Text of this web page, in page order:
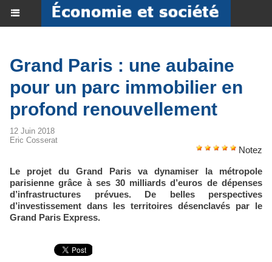
Grand Paris : une aubaine
pour un parc immobilier en
profond renouvellement
12 Juin 2018
Eric Cosserat
Notez
Le projet du Grand Paris va dynamiser la métropole
parisienne grâce à ses 30 milliards d’euros de dépenses
d’infrastructures prévues. De belles perspectives
d’investissement dans les territoires désenclavés par le
Grand Paris Express.